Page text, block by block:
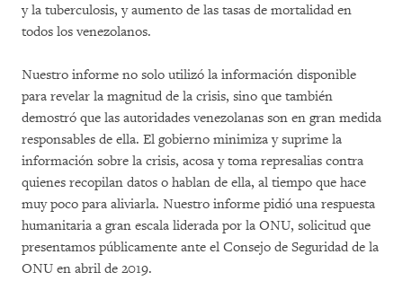
y la tuberculosis, y aumento de las tasas de mortalidad en
todos los venezolanos.
Nuestro informe no solo utilizó la información disponible
para revelar la magnitud de la crisis, sino que también
demostró que las autoridades venezolanas son en gran medida
responsables de ella. El gobierno minimiza y suprime la
información sobre la crisis, acosa y toma represalias contra
quienes recopilan datos o hablan de ella, al tiempo que hace
muy poco para aliviarla. Nuestro informe pidió una respuesta
humanitaria a gran escala liderada por la ONU, solicitud que
presentamos públicamente ante el Consejo de Seguridad de la
ONU en abril de 2019.